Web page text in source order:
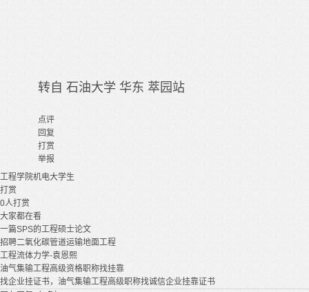
转自 石油大学 华东 萃园站
点评
回复
打赏
举报
工程学院机电大学生
打赏
0人打赏
大家都在看
一篇SPS的工程硕士论文
招聘二氧化碳管道运输地面工程
工程流体力学-袁恩熙
油气集输工程高级资格职称找挂靠
找企业挂证书，油气集输工程高级职称找诚信企业挂靠证书